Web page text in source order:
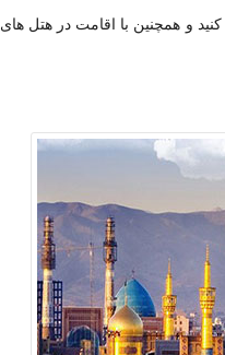
و همچنین با اقامت در هتل های